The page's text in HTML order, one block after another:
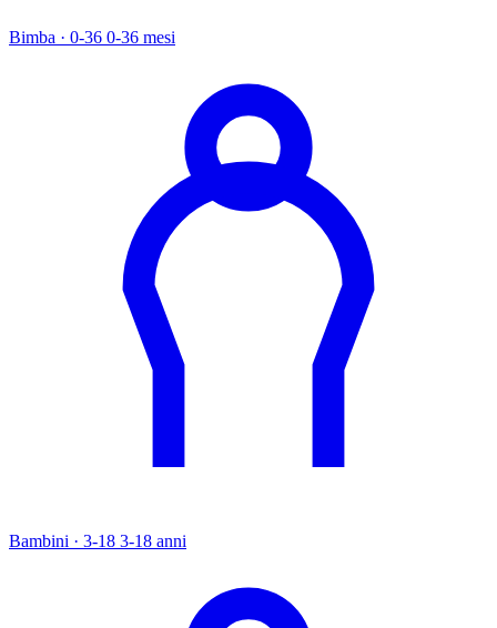
Bimba · 0-36 0-36 mesi
Bambini · 3-18 3-18 anni